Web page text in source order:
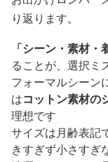
り返ります。
「シーン・素材
ることが、選択ミ
フォーマルシーン
はコットン素材の
理想です
サイズは月齢表記
きすぎず小さすぎ